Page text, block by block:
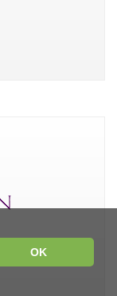
OK